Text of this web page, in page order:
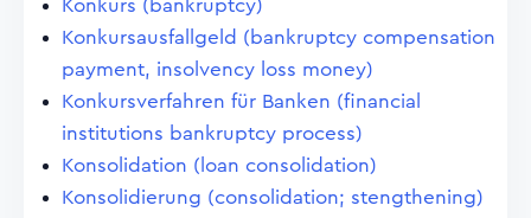
Konkurs (bankruptcy)
Konkursausfallgeld (bankruptcy compensation
payment, insolvency loss money)
Konkursverfahren für Banken (financial
institutions bankruptcy process)
Konsolidation (loan consolidation)
Konsolidierung (consolidation; stengthening)